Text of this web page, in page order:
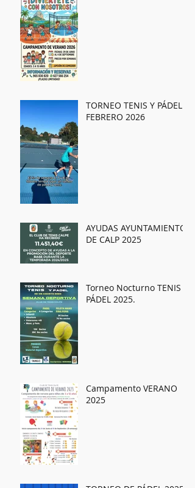
TORNEO TENIS Y PÁDEL
FEBRERO 2026
AYUDAS AYUNTAMIENTO
DE CALP 2025
Torneo Nocturno TENIS y
PÁDEL 2025.
Campamento VERANO
2025